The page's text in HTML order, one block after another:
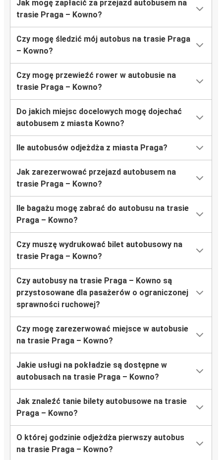
Jak mogę zapłacić za przejazd autobusem na
trasie Praga – Kowno?
Czy mogę śledzić mój autobus na trasie Praga
– Kowno?
Czy mogę przewieźć rower w autobusie na
trasie Praga – Kowno?
Do jakich miejsc docelowych mogę dojechać
autobusem z miasta Kowno?
Ile autobusów odjeżdża z miasta Praga?
Jak zarezerwować przejazd autobusem na
trasie Praga – Kowno?
Ile bagażu mogę zabrać do autobusu na trasie
Praga – Kowno?
Czy muszę wydrukować bilet autobusowy na
trasie Praga – Kowno?
Czy autobusy na trasie Praga – Kowno są
przystosowane dla pasażerów o ograniczonej
sprawności ruchowej?
Czy mogę zarezerwować miejsce w autobusie
na trasie Praga – Kowno?
Jakie usługi na pokładzie są dostępne w
autobusach na trasie Praga – Kowno?
Jak znaleźć tanie bilety autobusowe na trasie
Praga – Kowno?
O której godzinie odjeżdża pierwszy autobus
na trasie Praga – Kowno?